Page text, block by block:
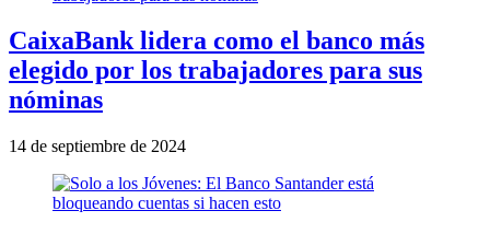
CaixaBank lidera como el banco más
elegido por los trabajadores para sus
nóminas
14 de septiembre de 2024